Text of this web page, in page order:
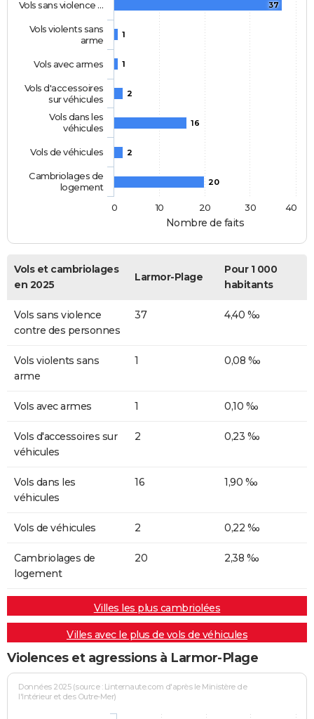
Nombre de faits
37
1
1
2
16
2
20
Vols sans violence …
Vols violents sans
arme
Vols avec armes
Vols d'accessoires
sur véhicules
Vols dans les
véhicules
Vols de véhicules
Cambriolages de
logement
0
10 20 30 40
Vols et cambriolages
en 2025
Larmor-Plage
Pour 1 000
habitants
Vols sans violence
contre des personnes
37 4,40 ‰
Vols violents sans
arme
1 0,08 ‰
Vols avec armes 1 0,10 ‰
Vols d'accessoires sur
véhicules
2 0,23 ‰
Vols dans les
véhicules
16 1,90 ‰
Vols de véhicules 2 0,22 ‰
Cambriolages de
logement
20 2,38 ‰
Villes les plus cambriolées
Villes avec le plus de vols de véhicules
Violences et agressions à Larmor-Plage
Données 2025 (source : Linternaute.com d'après le Ministère de
l'Intérieur et des Outre-Mer)